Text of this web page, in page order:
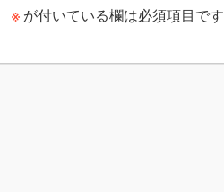
※ が付いている欄は必須項目です